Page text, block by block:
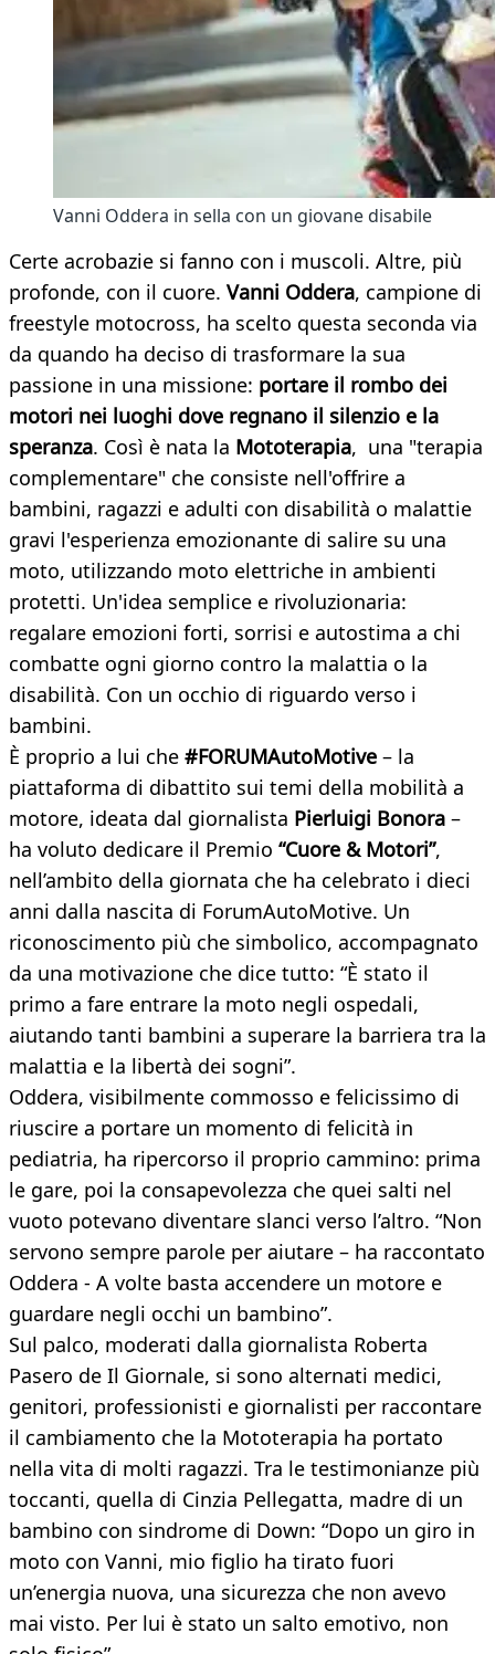
Vanni Oddera in sella con un giovane disabile
Certe acrobazie si fanno con i muscoli. Altre, più
profonde, con il cuore. Vanni Oddera, campione di
freestyle motocross, ha scelto questa seconda via
da quando ha deciso di trasformare la sua
passione in una missione: portare il rombo dei
motori nei luoghi dove regnano il silenzio e la
speranza. Così è nata la Mototerapia, una "terapia
complementare" che consiste nell'offrire a
bambini, ragazzi e adulti con disabilità o malattie
gravi l'esperienza emozionante di salire su una
moto, utilizzando moto elettriche in ambienti
protetti. Un'idea semplice e rivoluzionaria:
regalare emozioni forti, sorrisi e autostima a chi
combatte ogni giorno contro la malattia o la
disabilità. Con un occhio di riguardo verso i
bambini.
È proprio a lui che #FORUMAutoMotive – la
piattaforma di dibattito sui temi della mobilità a
motore, ideata dal giornalista Pierluigi Bonora –
ha voluto dedicare il Premio “Cuore & Motori”,
nell’ambito della giornata che ha celebrato i dieci
anni dalla nascita di ForumAutoMotive. Un
riconoscimento più che simbolico, accompagnato
da una motivazione che dice tutto: “È stato il
primo a fare entrare la moto negli ospedali,
aiutando tanti bambini a superare la barriera tra la
malattia e la libertà dei sogni”.
Oddera, visibilmente commosso e felicissimo di
riuscire a portare un momento di felicità in
pediatria, ha ripercorso il proprio cammino: prima
le gare, poi la consapevolezza che quei salti nel
vuoto potevano diventare slanci verso l’altro. “Non
servono sempre parole per aiutare – ha raccontato
Oddera - A volte basta accendere un motore e
guardare negli occhi un bambino”.
Sul palco, moderati dalla giornalista Roberta
Pasero de Il Giornale, si sono alternati medici,
genitori, professionisti e giornalisti per raccontare
il cambiamento che la Mototerapia ha portato
nella vita di molti ragazzi. Tra le testimonianze più
toccanti, quella di Cinzia Pellegatta, madre di un
bambino con sindrome di Down: “Dopo un giro in
moto con Vanni, mio figlio ha tirato fuori
un’energia nuova, una sicurezza che non avevo
mai visto. Per lui è stato un salto emotivo, non